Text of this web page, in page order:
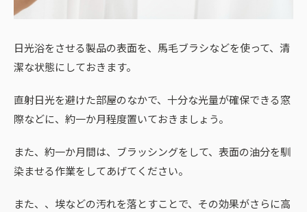
日光浴をさせる製品の表面を、馬毛ブラシなどを使って、清
潔な状態にしておきます。
直射日光を避けた部屋のなかで、十分な光量が確保できる窓
際などに、約一か月程度置いておきましょう。
また、約一か月間は、ブラッシングをして、表面の油分を馴
染ませる作業をしてあげてください。
また、、埃などの汚れを落とすことで、その効果がさらに高